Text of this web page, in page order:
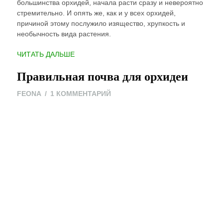
большинства орхидей, начала расти сразу и невероятно
стремительно. И опять же, как и у всех орхидей,
причиной этому послужило изящество, хрупкость и
необычность вида растения.
ЧИТАТЬ ДАЛЬШЕ“ОРХИДЕЯ
Правильная почва для орхидеи
FEONA 1 КОММЕНТАРИЙК